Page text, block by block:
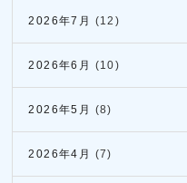
2026年7月 (12)
2026年6月 (10)
2026年5月 (8)
2026年4月 (7)